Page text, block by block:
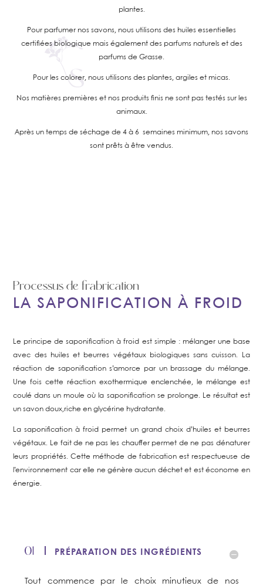
plantes.
Pour parfumer nos savons, nous utilisons des huiles essentielles
certifiées biologique mais également des parfums naturels et des
parfums de Grasse.
Pour les colorer, nous utilisons des plantes, argiles et micas.
Nos matières premières et nos produits finis ne sont pas testés sur les
animaux.
Après un temps de séchage de 4 à 6 semaines minimum, nos savons
sont prêts à être vendus.
Processus de frabrication
LA SAPONIFICATION À FROID
Le principe de saponification à froid est simple : mélanger une base
avec des huiles et beurres végétaux biologiques sans cuisson. La
réaction de saponification s’amorce par un brassage du mélange.
Une fois cette réaction exothermique enclenchée, le mélange est
coulé dans un moule où la saponification se prolonge. Le résultat est
un savon doux,riche en glycérine hydratante.
La saponification à froid permet un grand choix d’huiles et beurres
végétaux. Le fait de ne pas les chauffer permet de ne pas dénaturer
leurs propriétés. Cette méthode de fabrication est respectueuse de
l’environnement car elle ne génère aucun déchet et est économe en
énergie.
PRÉPARATION DES INGRÉDIENTS
Tout commence par le choix minutieux de nos